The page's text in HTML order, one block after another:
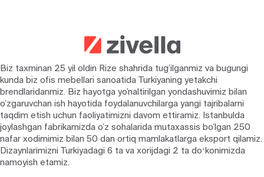
Biz taxminan 25 yil oldin Rize shahrida tug’ilganmiz va bugungi
kunda biz ofis mebellari sanoatida Turkiyaning yetakchi
brendlaridanmiz. Biz hayotga yo’naltirilgan yondashuvimiz bilan
o’zgaruvchan ish hayotida foydalanuvchilarga yangi tajribalarni
taqdim etish uchun faoliyatimizni davom ettiramiz. Istanbulda
joylashgan fabrikamizda o’z sohalarida mutaxassis bo’lgan 250
nafar xodimimiz bilan 50 dan ortiq mamlakatlarga eksport qilamiz.
Dizaynlarimizni Turkiyadagi 6 ta va xorijdagi 2 ta doʻkonimizda
namoyish etamiz.